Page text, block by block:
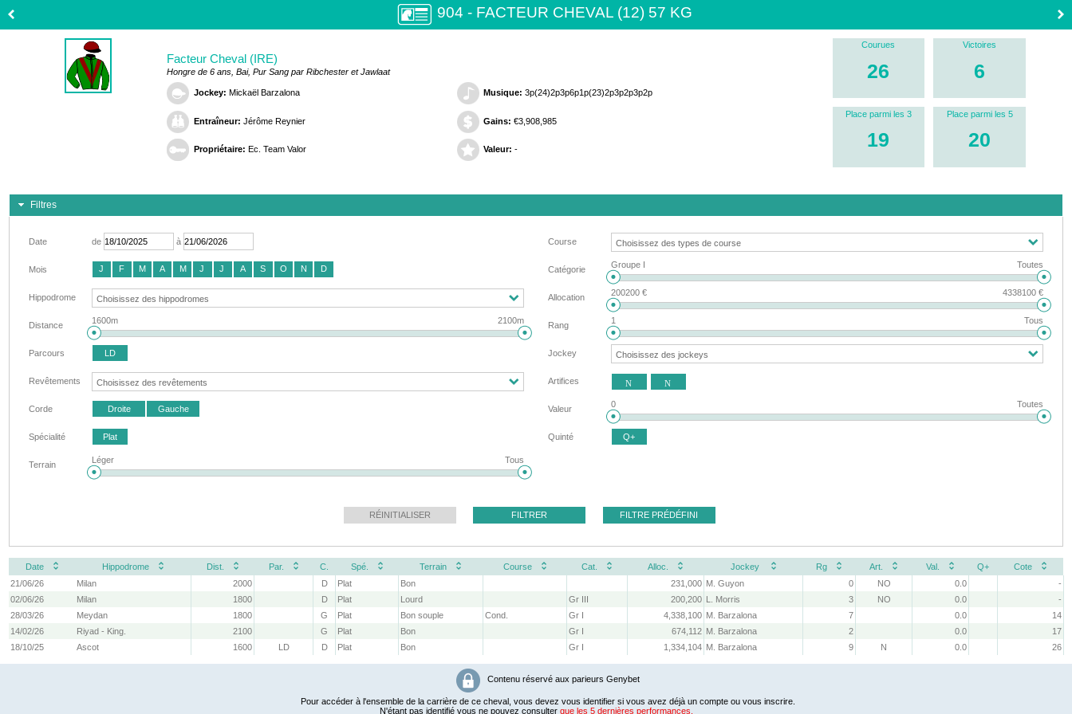
904 - FACTEUR CHEVAL (12) 57 KG
Facteur Cheval (IRE)
Hongre de 6 ans, Bai, Pur Sang par Ribchester et Jawlaat
Jockey: Mickaël Barzalona
Entraîneur: Jérôme Reynier
Propriétaire: Ec. Team Valor
Musique: 3p(24)2p3p6p1p(23)2p3p2p3p2p
Gains: €3,908,985
Valeur: -
Courues
26
Victoires
6
Place parmi les 3
19
Place parmi les 5
20
Filtres
Date de à
Mois J F M A M J J A S O N D
Hippodrome
Distance 1600m 2100m
Parcours LD
Revêtements
Corde Droite Gauche
Spécialité Plat
Terrain Léger Tous
Course
Catégorie Groupe I Toutes
Allocation 200200 € 4338100 €
Rang 1 Tous
Jockey
Artifices N N
Valeur 0 Toutes
Quinté Q+
RÉINITIALISER FILTRER FILTRE PRÉDÉFINI
Date Hippodrome Dist. Par. C. Spé. Terrain Course Cat. Alloc. Jockey Rg Art. Val. Q+
Cote
21/06/26
Milan 2000 D Plat Bon 231,000 M. Guyon 0 NO 0.0
-
02/06/26
Milan 1800 D Plat Lourd Gr III 200,200 L. Morris 3 NO 0.0
-
28/03/26
Meydan 1800 G Plat Bon souple Cond. Gr I 4,338,100 M. Barzalona 7 0.0
14
14/02/26
Riyad - King. 2100 G Plat Bon Gr I 674,112 M. Barzalona 2 0.0
17
18/10/25
Ascot 1600 LD D Plat Bon Gr I 1,334,104 M. Barzalona 9 N 0.0 26
Contenu réservé aux parieurs Genybet
Pour accéder à l'ensemble de la carrière de ce cheval, vous devez vous identifier si vous avez déjà un compte ou vous inscrire.
N'étant pas identifié vous ne pouvez consulter que les 5 dernières performances.